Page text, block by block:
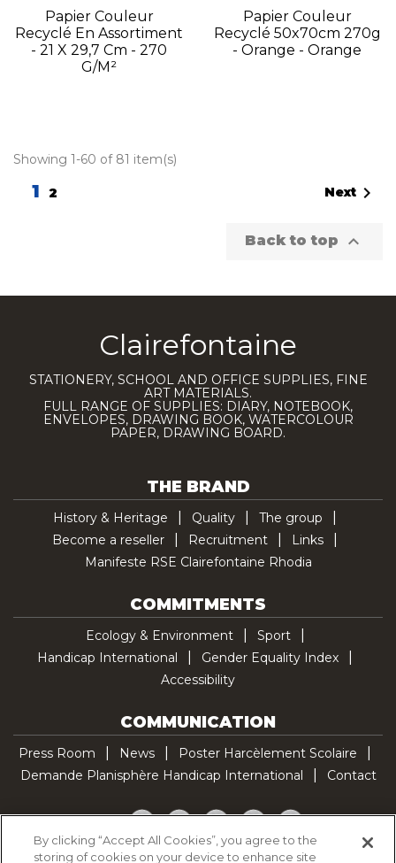
Papier Couleur
Recyclé En Assortiment
- 21 X 29,7 Cm - 270
G/m²
Papier Couleur
Recyclé 50x70cm 270g
- Orange - Orange
Showing 1-60 of 81 item(s)
1 2 Next 
Back to top 
Clairefontaine
STATIONERY, SCHOOL AND OFFICE SUPPLIES, FINE
ART MATERIALS.
FULL RANGE OF SUPPLIES: DIARY, NOTEBOOK,
ENVELOPES, DRAWING BOOK, WATERCOLOUR
PAPER, DRAWING BOARD.
THE BRAND
History & Heritage Quality
The group
Become a reseller
Recruitment
Links
Manifeste RSE Clairefontaine Rhodia
COMMITMENTS
Ecology & Environment
Sport
Handicap International
Gender Equality Index
Accessibility
COMMUNICATION
Press Room News
Poster Harcèlement Scolaire
Demande Planisphère Handicap International
Contact
Facebook
TwitterYouTubePinterestTikTok
By clicking “Accept All Cookies”, you agree to the
storing of cookies on your device to enhance site